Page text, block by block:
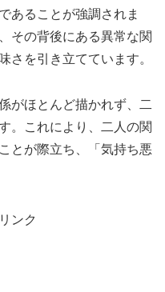
あることが強調されま
その背後にある異常な関
さを引き立てています。
がほとんど描かれず、二
。これにより、二人の関
とが際立ち、「気持ち悪
ンク